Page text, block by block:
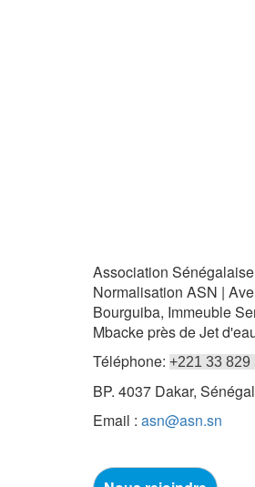
Association
Normalisation ASN |
Bourguiba, Immeuble
Mbacke près de Jet
Téléphone: +221 33 829
BP. 4037 Dakar, Sénégal
Email : asn@asn.sn